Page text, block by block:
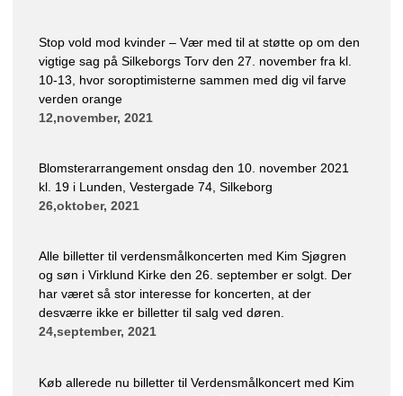
Stop vold mod kvinder – Vær med til at støtte op om den
vigtige sag på Silkeborgs Torv den 27. november fra kl.
10-13, hvor soroptimisterne sammen med dig vil farve
verden orange
12,november, 2021
Blomsterarrangement onsdag den 10. november 2021
kl. 19 i Lunden, Vestergade 74, Silkeborg
26,oktober, 2021
Alle billetter til verdensmålkoncerten med Kim Sjøgren
og søn i Virklund Kirke den 26. september er solgt. Der
har været så stor interesse for koncerten, at der
desværre ikke er billetter til salg ved døren.
24,september, 2021
Køb allerede nu billetter til Verdensmålkoncert med Kim